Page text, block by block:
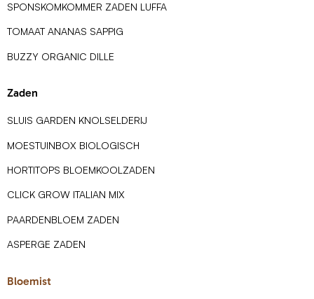
SPONSKOMKOMMER ZADEN LUFFA
TOMAAT ANANAS SAPPIG
BUZZY ORGANIC DILLE
Zaden
SLUIS GARDEN KNOLSELDERIJ
MOESTUINBOX BIOLOGISCH
HORTITOPS BLOEMKOOLZADEN
CLICK GROW ITALIAN MIX
PAARDENBLOEM ZADEN
ASPERGE ZADEN
Bloemist